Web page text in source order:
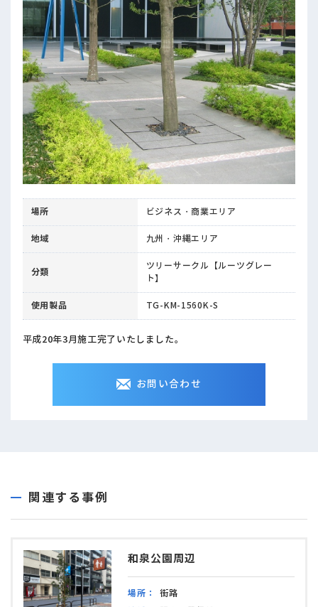
場所 ビジネス・商業エリア
地域 九州・沖縄エリア
分類
ツリーサークル【ルーツグレー
ト】
使用製品 TG-KM-1560K-S
平成20年3月施工完了いたしました。
お問い合わせ
関連する事例
和泉公園周辺
場所：
街路